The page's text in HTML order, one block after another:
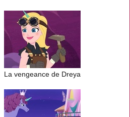
La vengeance de Dreya